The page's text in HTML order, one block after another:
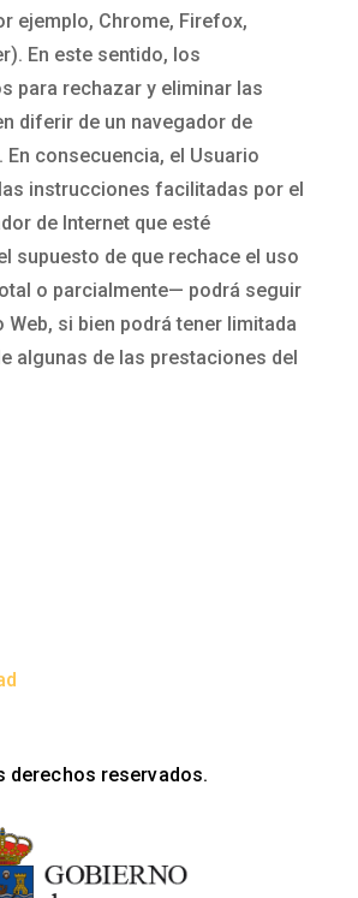
ejemplo, Chrome, Firefox,
En este sentido, los
para rechazar y eliminar las
diferir de un navegador de
En consecuencia, el Usuario
instrucciones facilitadas por el
de Internet que esté
supuesto de que rechace el uso
o parcialmente— podrá seguir
Web, si bien podrá tener limitada
algunas de las prestaciones del
derechos reservados.